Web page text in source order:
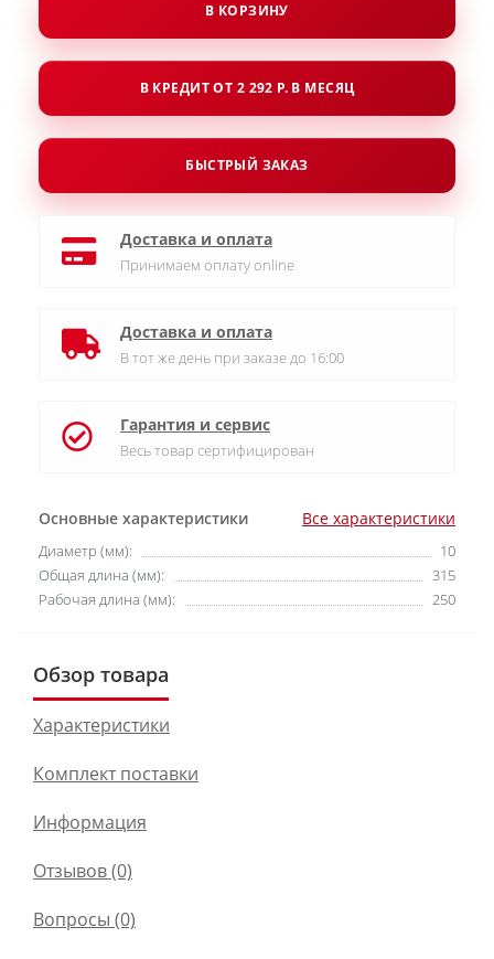
Основные характеристики Все характеристики
Диаметр (мм):
10
Общая длина (мм):
315
Рабочая длина (мм):
250
В КОРЗИНУ
В КРЕДИТ ОТ 2 292 Р. В МЕСЯЦ
БЫСТРЫЙ ЗАКАЗ
Доставка и оплата
Принимаем оплату online
Доставка и оплата
В тот же день при заказе до 16:00
Гарантия и сервис
Весь товар сертифицирован
Обзор товара
Характеристики
Комплект поставки
Информация
Отзывов (0)
Вопросы (0)